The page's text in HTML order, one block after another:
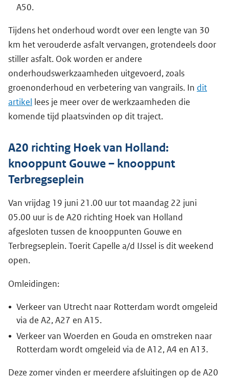
A50.
Tijdens het onderhoud wordt over een lengte van 30
km het verouderde asfalt vervangen, grotendeels door
stiller asfalt. Ook worden er andere
onderhoudswerkzaamheden uitgevoerd, zoals
groenonderhoud en verbetering van vangrails. In dit
artikel lees je meer over de werkzaamheden die
komende tijd plaatsvinden op dit traject.
A20 richting Hoek van Holland:
knooppunt Gouwe – knooppunt
Terbregseplein
Van vrijdag 19 juni 21.00 uur tot maandag 22 juni
05.00 uur is de A20 richting Hoek van Holland
afgesloten tussen de knooppunten Gouwe en
Terbregseplein. Toerit Capelle a/d IJssel is dit weekend
open.
Omleidingen:
Verkeer van Utrecht naar Rotterdam wordt omgeleid
via de A2, A27 en A15.
Verkeer van Woerden en Gouda en omstreken naar
Rotterdam wordt omgeleid via de A12, A4 en A13.
Deze zomer vinden er meerdere afsluitingen op de A20